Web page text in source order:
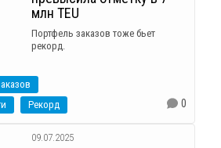
млн TEU
Портфель заказов тоже бьет
рекорд.
Рекорд 0
09.07.2025